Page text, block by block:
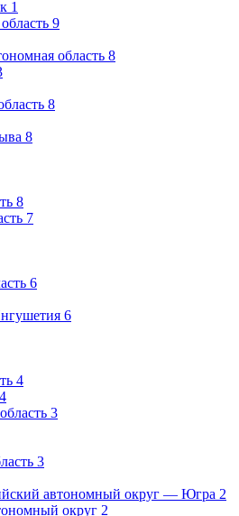
1
9
область 8
8
8
8
7
6
6
4
4
3
3
автономный округ — Югра 2
округ 2